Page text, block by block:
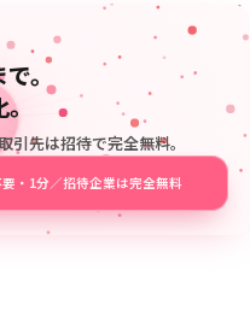
。
先は招待で完全無料。
・1分／招待企業は完全無料